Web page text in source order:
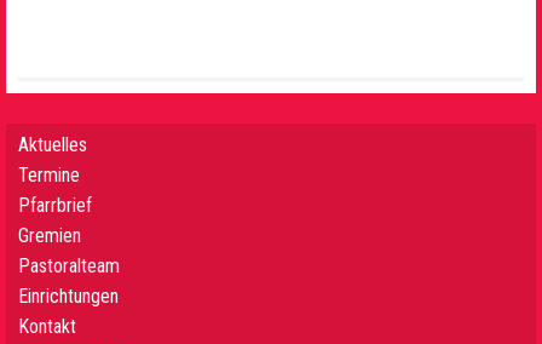
Aktuelles
Termine
Pfarrbrief
Gremien
Pastoralteam
Einrichtungen
Kontakt